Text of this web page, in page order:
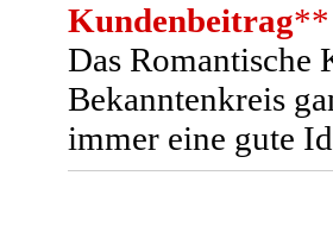
Kundenbeitrag**
Das Romantische
Bekanntenkreis
immer eine gute